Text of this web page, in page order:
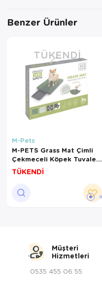
Benzer Ürünler
TÜKENDI
M-Pets
M-PETS Grass Mat Çimli
Çekmeceli Köpek Tuvaleti
58x46cm
TÜKENDİ
Müşteri
Hizmetleri
0535 455 06 55